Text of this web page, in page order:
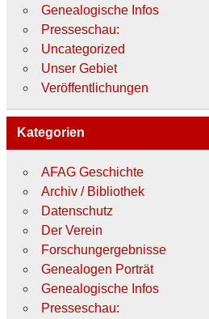
Genealogische Infos
Presseschau:
Uncategorized
Unser Gebiet
Veröffentlichungen
Kategorien
AFAG Geschichte
Archiv / Bibliothek
Datenschutz
Der Verein
Forschungergebnisse
Genealogen Porträt
Genealogische Infos
Presseschau: